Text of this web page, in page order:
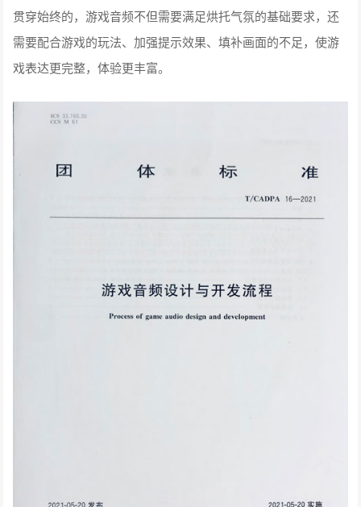
贯穿始终的，游戏音频不但需要满足烘托气氛的基础要求，还
需要配合游戏的玩法、加强提示效果、填补画面的不足，使游
戏表达更完整，体验更丰富。